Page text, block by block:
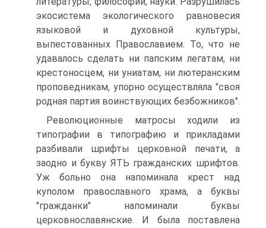
экосистема экологического равновесия
языковой и духовной культуры,
выпестованных Православием. То, что не
удавалось сделать ни папским легатам, ни
крестоносцем, ни униатам, ни лютеранским
проповедникам, упорно осуществляла "своя
родная партия воинствующих безбожников".
Революционные матросы ходили из
типографии в типографию и прикладами
разбивали шрифты церковной печати, а
заодно и букву ЯТЬ гражданских шрифтов.
Уж больно она напоминала крест над
куполом православного храма, а буквы
"гражданки" напоминали буквы
церковнославянские. И была поставлена